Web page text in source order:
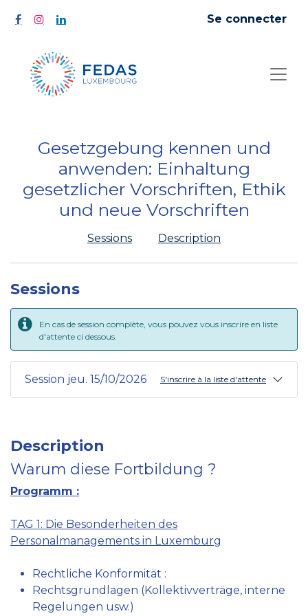
Se connecter
Gesetzgebung kennen und
anwenden: Einhaltung
gesetzlicher Vorschriften, Ethik
und neue Vorschriften
Sessions Description
Sessions
En cas de session complète, vous pouvez vous inscrire en liste
d'attente ci dessous.
Session jeu. 15/10/2026 S'inscrire à la liste d'attente
Description
Warum diese Fortbildung ?
Programm :
TAG 1: Die Besonderheiten des
Personalmanagements in Luxemburg
Rechtliche Konformität :
Rechtsgrundlagen (Kollektivverträge, interne
Regelungen usw.)